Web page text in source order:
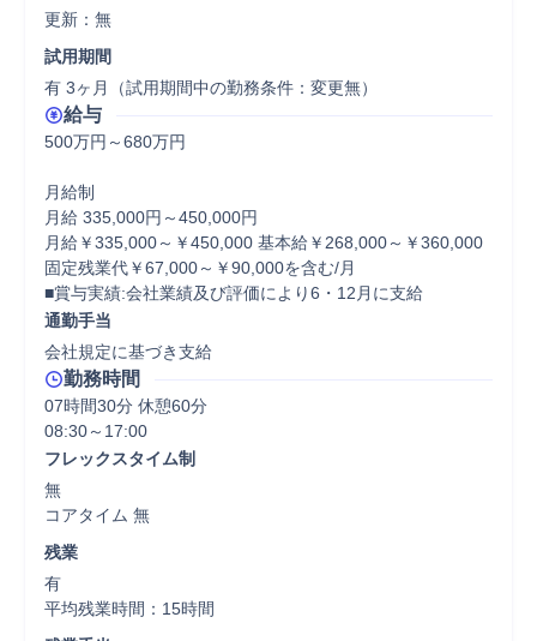
更新：無
試用期間
有 3ヶ月（試用期間中の勤務条件：変更無）
給与
500万円～680万円
月給制
月給 335,000円～450,000円
月給￥335,000～￥450,000 基本給￥268,000～￥360,000
固定残業代￥67,000～￥90,000を含む/月
■賞与実績:会社業績及び評価により6・12月に支給
通勤手当
会社規定に基づき支給
勤務時間
07時間30分 休憩60分
フレックスタイム制
無
コアタイム 無
残業
有
平均残業時間：15時間